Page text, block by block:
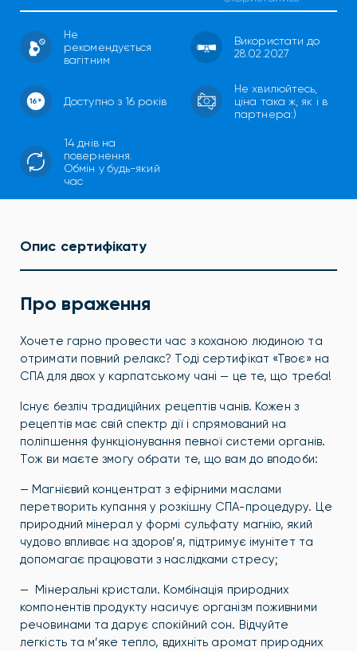
Не
рекомендується
вагітним
Використати до
28.02.2027
Доступно з 16 років
Не хвилюйтесь,
ціна така ж, як і в
партнера:)
14 днів на
повернення.
Обмін у будь-який
час
Опис сертифікату
Про враження
Хочете гарно провести час з коханою людиною та
отримати повний релакс? Тоді сертифікат «Твоє» на
СПА для двох у карпатському чані — це те, що треба!
Існує безліч традиційних рецептів чанів. Кожен з
рецептів має свій спектр дії і спрямований на
поліпшення функціонування певної системи органів.
Тож ви маєте змогу обрати те, що вам до вподоби:
— Магнієвий концентрат з ефірними маслами
перетворить купання у розкішну СПА-процедуру. Це
природний мінерал у формі сульфату магнію, який
чудово впливає на здоров’я, підтримує імунітет та
допомагає працювати з наслідками стресу;
— Мінеральні кристали. Комбінація природних
компонентів продукту насичує організм поживними
речовинами та дарує спокійний сон. Відчуйте
легкість та м’яке тепло, вдихніть аромат природних